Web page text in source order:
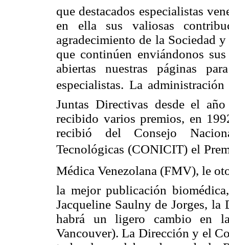
que destacados especialistas
en ella sus valiosas
agradecimiento de la Sociedad
que continúen enviándonos
abiertas nuestras páginas
especialistas. La
Juntas Directivas desde el
recibido varios premios, en
recibió del Consejo
Tecnológicas (CONICIT) el
Médica Venezolana (FMV), le
la mejor publicación
Jacqueline Saulny de Jorges,
habrá un ligero cambio en
Vancouver). La Dirección y el